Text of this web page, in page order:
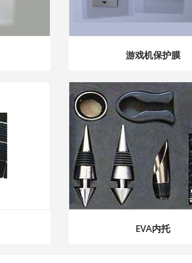
游戏机保护膜
EVA内托